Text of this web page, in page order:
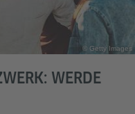
© Getty Images
WERDE